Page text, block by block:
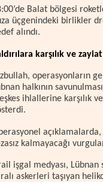
Balat bölgesi
üçgenindeki birlikler
alındı.
karşılık ve
operasyonların
halkının
ihlallerine karşılık
kalmayacağı
işgal medyası, Lübnan
askerleri taşıyan